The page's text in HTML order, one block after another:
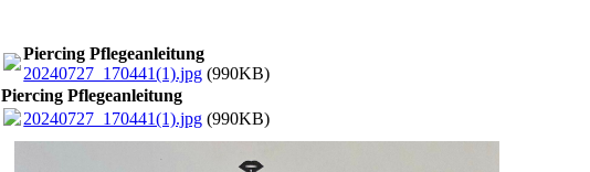
Piercing Pflegeanleitung
20240727_170441(1).jpg (990KB)
Piercing Pflegeanleitung
20240727_170441(1).jpg (990KB)